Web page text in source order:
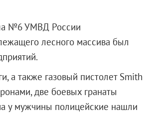
№6 УМВД России
лесного массива был
а также газовый пистолет Smith
две боевых гранаты
у мужчины полицейские нашли